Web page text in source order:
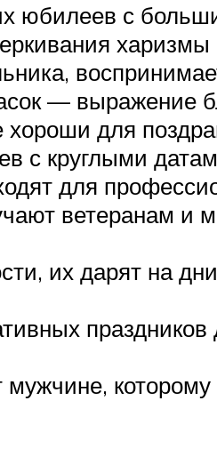
юбилеев с
— выражение
для
с круглыми
для
ветеранам
их дарят на